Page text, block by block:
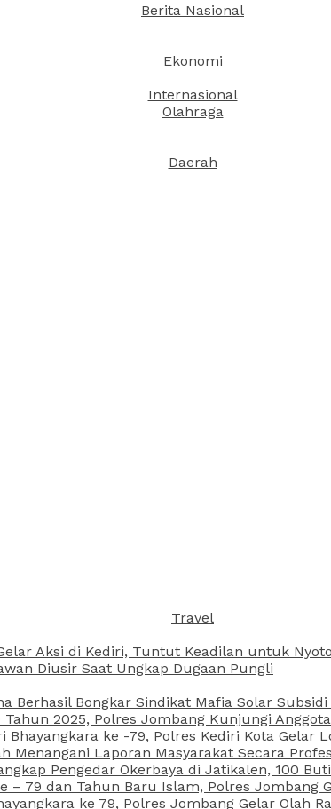
Berita Nasional
Ekonomi
Internasional
Olahraga
Daerah
Travel
Aksi di Kediri, Tuntut Keadilan untuk
Diusir Saat Ungkap Dugaan Pungli
Berhasil Bongkar Sindikat Mafia Solar
2025, Polres Jombang Kunjungi
Bhayangkara ke -79, Polres Kediri Kota Gelar
Menangani Laporan Masyarakat Secara
Pengedar Okerbaya di Jatikalen, 100
– 79 dan Tahun Baru Islam, Polres Jombang
ke 79, Polres Jombang Gelar Olah